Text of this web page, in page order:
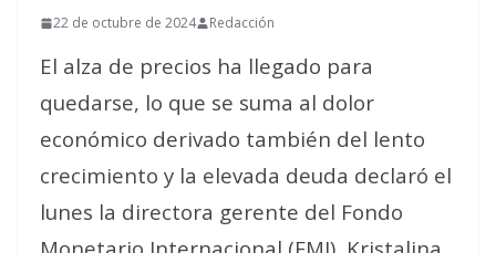
22 de octubre de 2024 Redacción
El alza de precios ha llegado para
quedarse, lo que se suma al dolor
económico derivado también del lento
crecimiento y la elevada deuda declaró el
lunes la directora gerente del Fondo